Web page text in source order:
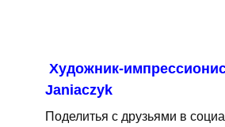
Художник-
Janiaczyk
Поделитья с друзьями в